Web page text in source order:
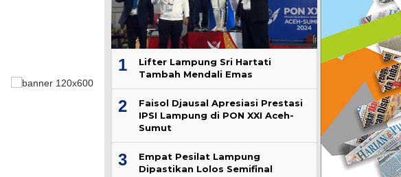
1
Lifter Lampung Sri Hartati
Tambah Mendali Emas
2
Faisol Djausal Apresiasi Prestasi
IPSI Lampung di PON XXI Aceh-
Sumut
3
Empat Pesilat Lampung
Dipastikan Lolos Semifinal